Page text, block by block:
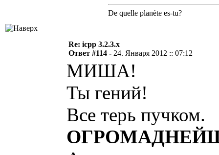
De quelle planète es-tu?
Re: icpp 3.2.3.x
Ответ #114 - 24. Января 2012 :: 07:12
МИША!
Ты гений!
Все терь пучком.